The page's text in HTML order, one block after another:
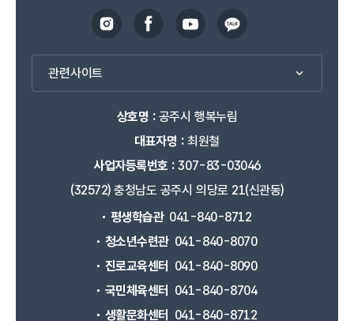
관련사이트
상호명 :공주시 행복누림
대표자명 :최원철
사업자등록번호 :307-83-03046
(32572) 충청남도 공주시 의당로 21(신관동)
평생학습관 041-840-8712
청소년수련관 041-840-8070
진로교육센터
041-840-8090
국민체육센터
041-840-8704
생활문화센터
041-840-8712